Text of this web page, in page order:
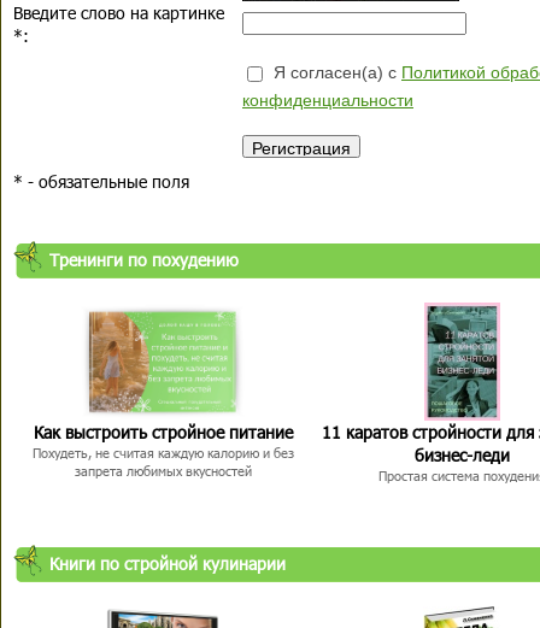
Введите слово на картинке
*:
Я согласен(а) с Политикой
конфиденциальности
* - обязательные поля
Тренинги по похудению
Как выстроить стройное питание
Похудеть, не считая каждую калорию и без
запрета любимых вкусностей
11 каратов стройности для
бизнес-леди
Простая система
Книги по стройной кулинарии